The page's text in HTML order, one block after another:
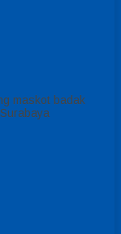
maskot badak